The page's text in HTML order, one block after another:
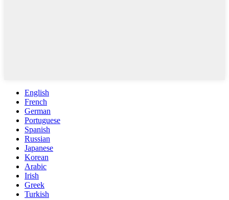
English
French
German
Portuguese
Spanish
Russian
Japanese
Korean
Arabic
Irish
Greek
Turkish